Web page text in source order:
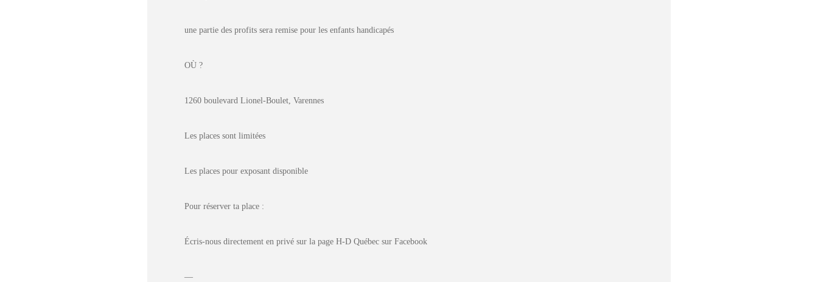
une partie des profits sera remise pour les enfants handicapés
OÙ ?
1260 boulevard Lionel-Boulet, Varennes
Les places sont limitées
Les places pour exposant disponible
Pour réserver ta place :
Écris-nous directement en privé sur la page H-D Québec sur Facebook
—